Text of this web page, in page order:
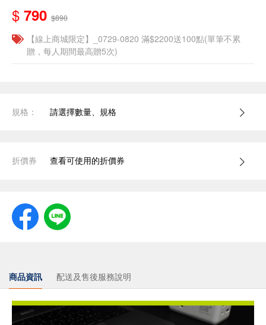
$ 790 $890
【線上商城限定】_0729-0820 滿$2200送100點(單筆不累
贈，每人期間最高贈5次)
規格： 請選擇數量、規格
折價券 查看可使用的折價券
商品資訊 配送及售後服務說明